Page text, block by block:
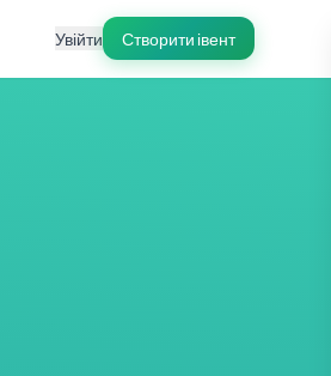
Увійти Створити івент